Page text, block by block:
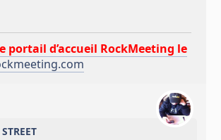
portail d’accueil RockMeeting le